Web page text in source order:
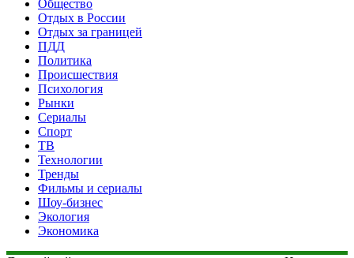
Общество
Отдых в России
Отдых за границей
ПДД
Политика
Происшествия
Психология
Рынки
Сериалы
Спорт
ТВ
Технологии
Тренды
Фильмы и сериалы
Шоу-бизнес
Экология
Экономика